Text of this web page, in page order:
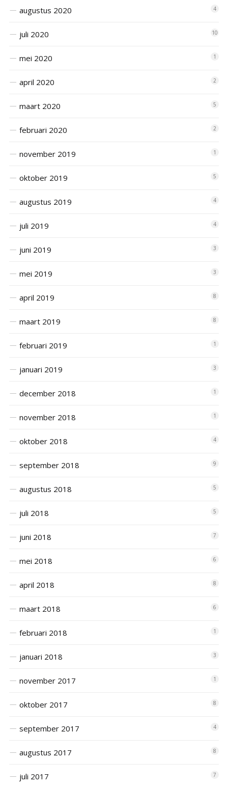
augustus 2020 4
juli 2020 10
mei 2020 1
april 2020 2
maart 2020 5
februari 2020 2
november 2019 1
oktober 2019 5
augustus 2019 4
juli 2019 4
juni 2019 3
mei 2019 3
april 2019 8
maart 2019 8
februari 2019 1
januari 2019 3
december 2018 1
november 2018 1
oktober 2018 4
september 2018 9
augustus 2018 5
juli 2018 5
juni 2018 7
mei 2018 6
april 2018 8
maart 2018 6
februari 2018 1
januari 2018 3
november 2017 1
oktober 2017 8
september 2017 4
augustus 2017 8
juli 2017 7